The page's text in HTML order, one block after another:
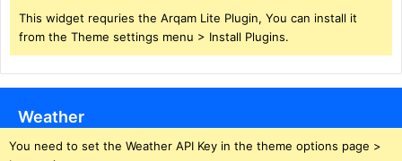
This widget requries the Arqam Lite Plugin, You can install it
from the Theme settings menu > Install Plugins.
Weather
You need to set the Weather API Key in the theme options page >